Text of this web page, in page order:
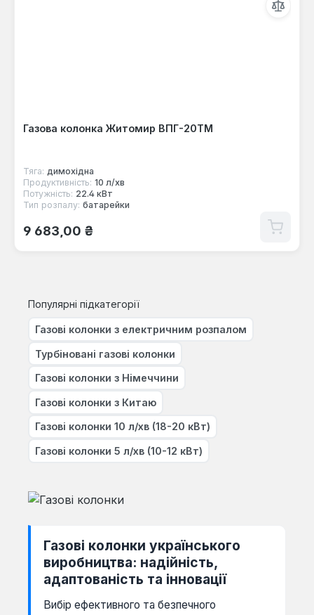
Газова колонка Житомир ВПГ-20ТМ
Тяга: димохідна
Продуктивність: 10 л/хв
Потужність: 22.4 кВт
Тип розпалу: батарейки
Звичайна ціна:
9 683,00 ₴
Популярні підкатегорії
Газові колонки з електричним розпалом
Турбіновані газові колонки
Газові колонки з Німеччини
Газові колонки з Китаю
Газові колонки 10 л/хв (18-20 кВт)
Газові колонки 5 л/хв (10-12 кВт)
Газові колонки українського
виробництва: надійність,
адаптованість та інновації
Вибір ефективного та безпечного